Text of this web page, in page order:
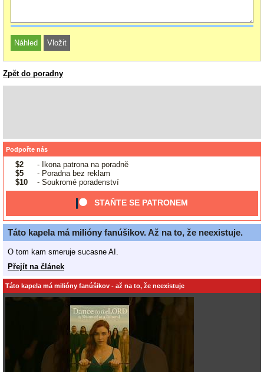
Zpět do poradny
Podpořte nás
$2
- Ikona patrona na poradně
$5
- Poradna bez reklam
$10
- Soukromé poradenství
STAŇTE SE PATRONEM
Táto kapela má milióny fanúšikov. Až na to, že neexistuje.
O tom kam smeruje sucasne AI.
Přejít na článek
Táto kapela má milióny fanúšikov - až na to, že neexistuje